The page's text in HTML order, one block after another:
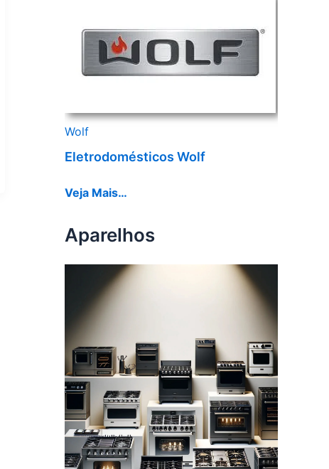
Wolf
Eletrodomésticos Wolf
Veja Mais…
Aparelhos